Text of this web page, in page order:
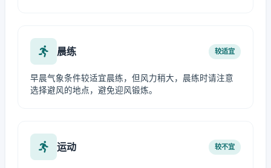
晨练 较适宜
早晨气象条件较适宜晨练，但风力稍大，晨练时请注意
选择避风的地点，避免迎风锻炼。
运动 较不宜